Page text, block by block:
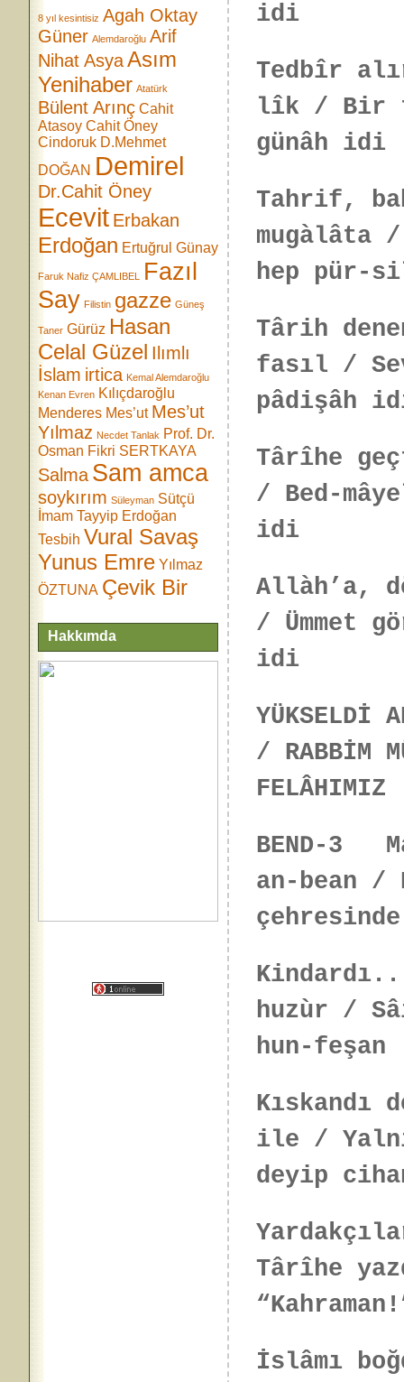
8 yıl kesintisiz Agah Oktay
Güner Alemdaroğlu Arif
Nihat AsyaAsım
Yenihaber Atatürk
Bülent Arınç Cahit
Atasoy Cahit Öney
Cindoruk D.Mehmet
DOĞAN Demirel
Dr.Cahit Öney
Ecevit Erbakan
Erdoğan Ertuğrul Günay
Faruk Nafiz ÇAMLIBEL
Fazıl
Say Filistin gazze Güneş
Taner Gürüz Hasan
Celal Güzel Ilımlı
İslam irtica Kemal Alemdaroğlu
Kenan Evren Kılıçdaroğlu
Menderes Mes’ut Mes’ut
Yılmaz Necdet Tanlak Prof. Dr.
Osman Fikri SERTKAYA
Salma Sam amca
soykırım Süleyman Sütçü
İmam Tayyip Erdoğan
Tesbih Vural Savaş
Yunus Emre Yılmaz
ÖZTUNA Çevik Bir
Hakkımda
idi
Tedbîr
lîk / Bir
günâh idi
Tahrif,
mugàlâta
hep pür-
Târih
fasıl /
pâdişâh
Târîhe
/ Bed-
idi
Allàh’a,
/ Ümmet
idi
YÜKSELDİ
/ RABBİM
FELÂHIMIZ
BEND-3
an-bean /
huzùr /
hun-feşan
Kıskandı
ile /
deyip
Târîhe
İslâmı